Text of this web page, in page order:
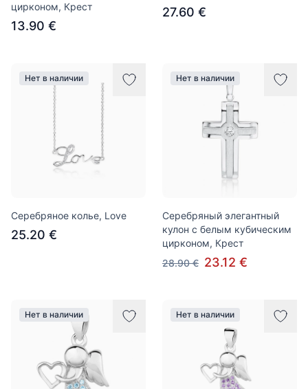
цирконом, Крест
13.90 €
27.60 €
Нет в наличии
Серебряное колье, Love
25.20 €
Нет в наличии
Серебряный элегантный
кулон с белым кубическим
цирконом, Крест
28.90 € 23.12 €
Нет в наличии Нет в наличии